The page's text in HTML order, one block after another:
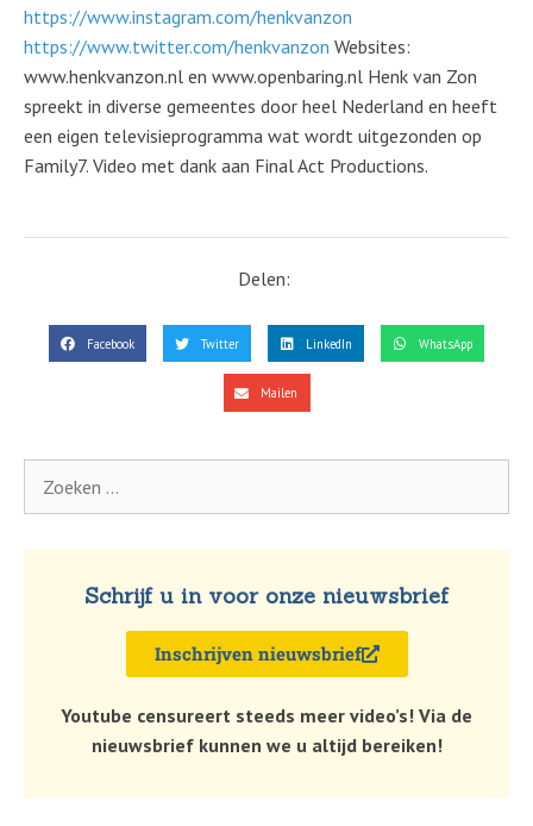
https://www.instagram.com/henkvanzon
https://www.twitter.com/henkvanzon Websites:
www.henkvanzon.nl en www.openbaring.nl Henk van Zon
spreekt in diverse gemeentes door heel Nederland en heeft
een eigen televisieprogramma wat wordt uitgezonden op
Family7. Video met dank aan Final Act Productions.
Delen:
Facebook Twitter LinkedIn WhatsApp
Mailen
Schrijf u in voor onze nieuwsbrief
Inschrijven nieuwsbrief
Youtube censureert steeds meer video’s! Via de
nieuwsbrief kunnen we u altijd bereiken!